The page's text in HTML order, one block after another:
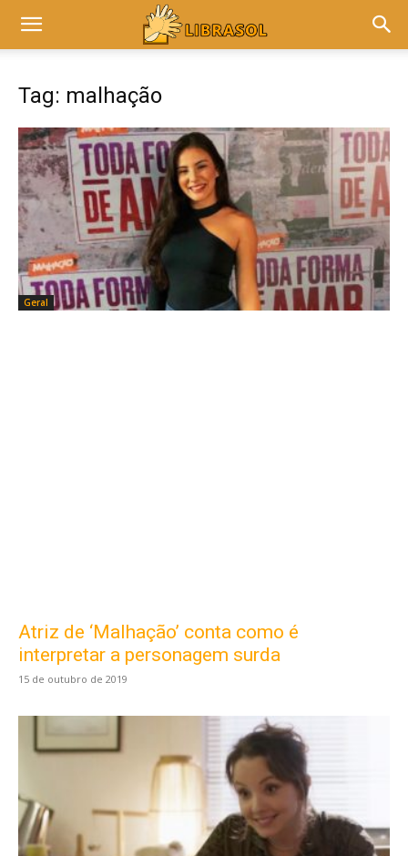
Tag: malhação
Geral
Atriz de ‘Malhação’ conta como é
interpretar a personagem surda
15 de outubro de 2019